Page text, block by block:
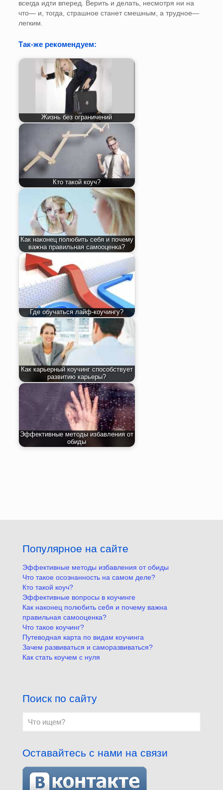
всегда идти вперед. Верить и делать, несмотря ни на
что— и, тогда, страшное станет смешным, а трудное—
легким.
Так-же рекомендуем:
Жизнь без ограничений
Кто такой коуч?
Как наконец полюбить себя и почему
важна правильная самооценка?
Где обучаться лайф-коучингу?
Как карьерный коучинг способствует
развитию карьеры?
Эффективные методы избавления от
обиды
Популярное на сайте
Эффективные методы избавления от обиды
Что такое осознанность на самом деле?
Кто такой коуч?
Эффективные вопросы в коучинге
Как наконец полюбить себя и почему важна
правильная самооценка?
Что такое коучинг?
Путеводная карта по видам коучинга
Зачем развиваться и саморазвиваться?
Как стать коучем с нуля
Поиск по сайту
Оставайтесь с нами на связи